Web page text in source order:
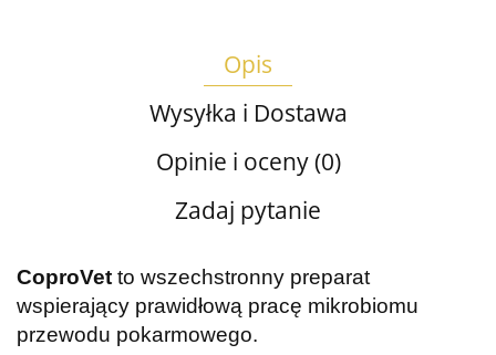
Opis
Wysyłka i Dostawa
Opinie i oceny (0)
Zadaj pytanie
CoproVet to wszechstronny preparat
wspierający prawidłową pracę mikrobiomu
przewodu pokarmowego.